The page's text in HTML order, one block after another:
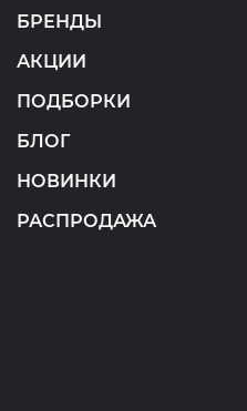
БРЕНДЫ
АКЦИИ
ПОДБОРКИ
БЛОГ
НОВИНКИ
РАСПРОДАЖА